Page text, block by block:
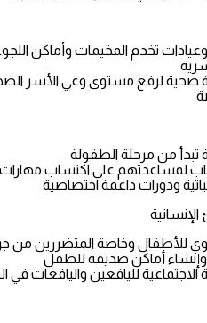
تخدم المخيمات وأماكن
صحية لرفع مستوى وعي الأسر
تبدأ من مرحلة الطفولة
لمساعدتهم على اكتساب
ودورات داعمة اختصاصية
للأطفال وخاصة المتضررين من
وإنشاء أماكن صديقة للطفل
الاجتماعية لليافعين واليافعات